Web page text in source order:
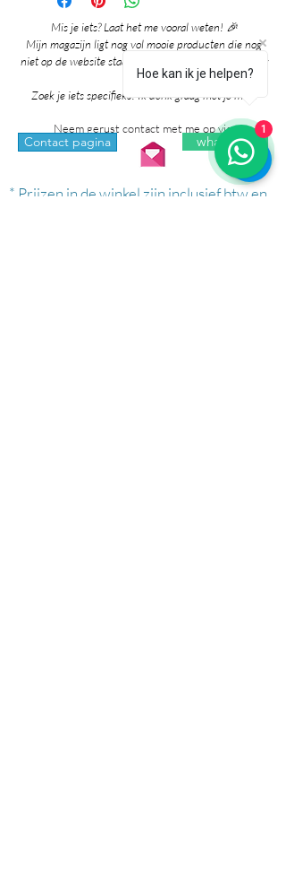
Mis je iets? Laat het me vooral weten! 🎉
Mijn magazijn ligt nog vol mooie producten die nog
niet op de website staan. Grote kans dat ik het al voor
je heb!
Zoek je iets specifieks? Ik denk graag met je mee!
Neem gerust contact met me op via:
Contact pagina whatsapp
* Prijzen in de winkel zijn inclusief btw en
Hoe kan ik je helpen?
1